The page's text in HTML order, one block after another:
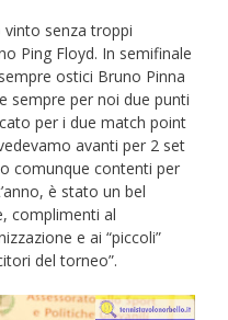
vinto senza troppi
Ping Floyd. In semifinale
ostici Bruno Pinna
sempre per noi due punti
per i due match point
avanti per 2 set
comunque contenti per
è stato un bel
complimenti al
e ai “piccoli”
del torneo”.